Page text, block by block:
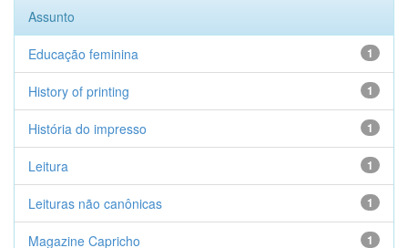
Assunto
1
Educação feminina
1
History of printing
1
História do impresso
1
Leitura
1
Leituras não canônicas
1
Magazine Capricho